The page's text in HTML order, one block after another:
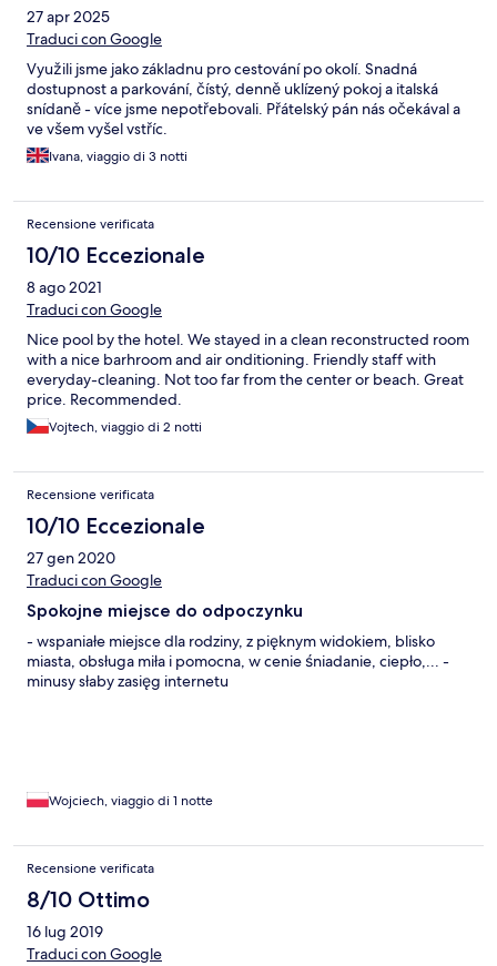
27 apr 2025
Traduci con Google
Využili jsme jako základnu pro cestování po okolí. Snadná
dostupnost a parkování, čístý, denně uklízený pokoj a italská
snídaně - více jsme nepotřebovali. Přátelský pán nás očekával a
ve všem vyšel vstříc.
Ivana, viaggio di 3 notti
Recensione verificata
10/10 Eccezionale
8 ago 2021
Traduci con Google
Nice pool by the hotel. We stayed in a clean reconstructed room
with a nice barhroom and air onditioning. Friendly staff with
everyday-cleaning. Not too far from the center or beach. Great
price. Recommended.
Vojtech, viaggio di 2 notti
Recensione verificata
10/10 Eccezionale
27 gen 2020
Traduci con Google
Spokojne miejsce do odpoczynku
- wspaniałe miejsce dla rodziny, z pięknym widokiem, blisko
miasta, obsługa miła i pomocna, w cenie śniadanie, ciepło,... -
minusy słaby zasięg internetu
Wojciech, viaggio di 1 notte
Recensione verificata
8/10 Ottimo
16 lug 2019
Traduci con Google